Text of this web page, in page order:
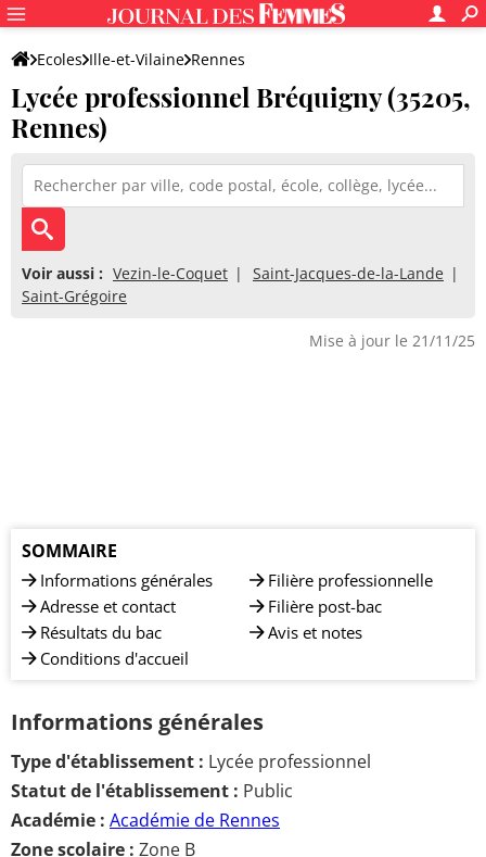
Ecoles Ille-et-Vilaine Rennes
Lycée professionnel Bréquigny
Lycée professionnel Bréquigny (35205,
Rennes)
Voir aussi : Vezin-le-Coquet
Saint-Jacques-de-la-Lande
Saint-Grégoire
Mise à jour le 21/11/25
SOMMAIRE
Informations générales
Adresse et contact
Résultats du bac
Conditions d'accueil
Filière professionnelle
Filière post-bac
Avis et notes
Informations générales
Type d'établissement : Lycée professionnel
Statut de l'établissement : Public
Académie : Académie de Rennes
Zone scolaire : Zone B